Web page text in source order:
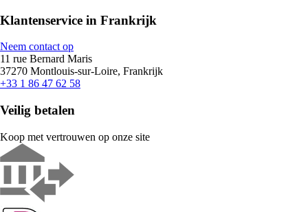
Klantenservice in Frankrijk
Neem contact op
11 rue Bernard Maris
37270 Montlouis-sur-Loire, Frankrijk
+33 1 86 47 62 58
Veilig betalen
Koop met vertrouwen op onze site